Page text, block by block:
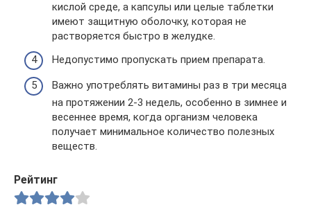
кислой среде, а капсулы или целые таблетки
имеют защитную оболочку, которая не
растворяется быстро в желудке.
Недопустимо пропускать прием препарата.
Важно употреблять витамины раз в три месяца
на протяжении 2-3 недель, особенно в зимнее и
весеннее время, когда организм человека
получает минимальное количество полезных
веществ.
Рейтинг